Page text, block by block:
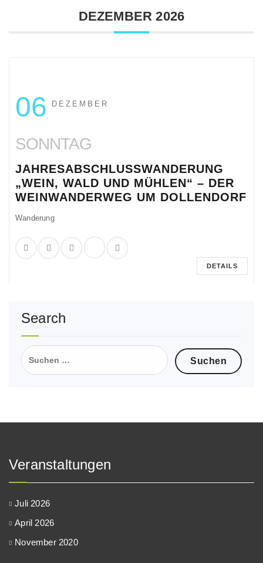
DEZEMBER 2026
06 DEZEMBER
SONNTAG
JAHRESABSCHLUSSWANDERUNG
„WEIN, WALD UND MÜHLEN“ – DER
WEINWANDERWEG UM DOLLENDORF
Wanderung
DETAILS
Search
Suche
nach:
Veranstaltungen
Juli 2026
April 2026
November 2020